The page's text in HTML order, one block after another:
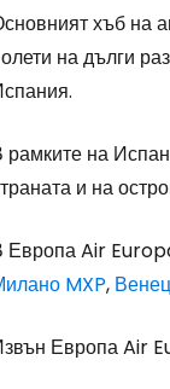
хъб на
на дълги
рамките на
и на
Европа Air
MXP,
Европа Air